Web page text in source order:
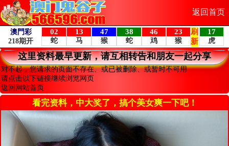
返回首页
这里资料最早更新，请互相转告和朋友一起分享
对不起，您请求的页面不存在、或已被删除、或暂时不可用
请点击以下链接继续浏览网页
返回网站首页
看完资料，中大奖了，搞个美女爽一下吧！